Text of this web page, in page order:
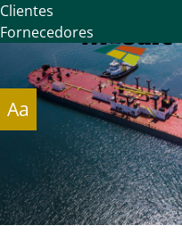
Clientes
Fornecedores
Aa